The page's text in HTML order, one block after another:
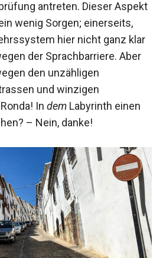
antreten. Dieser Aspekt
wenig Sorgen; einerseits,
hier nicht ganz klar
der Sprachbarriere. Aber
den unzähligen
und winzigen
In dem Labyrinth einen
– Nein, danke!